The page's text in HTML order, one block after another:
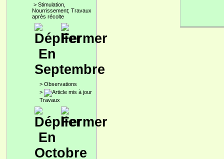
> Stimulation,
Nourrissement; Travaux
après récolte
En
Septembre
> Observations
>
Travaux
En
Octobre